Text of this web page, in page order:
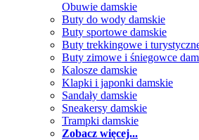
Obuwie damskie
Buty do wody damskie
Buty sportowe damskie
Buty trekkingowe i
Buty zimowe i śniegowce
Kalosze damskie
Klapki i japonki damskie
Sandały damskie
Sneakersy damskie
Trampki damskie
Zobacz więcej...